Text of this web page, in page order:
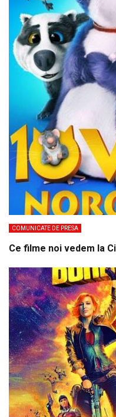
COMUNICATE DE PRESA
Ce filme noi vedem la